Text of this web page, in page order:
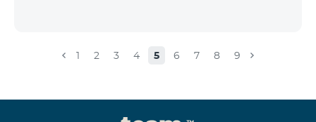
1 2 3 4 5 6 7 8 9